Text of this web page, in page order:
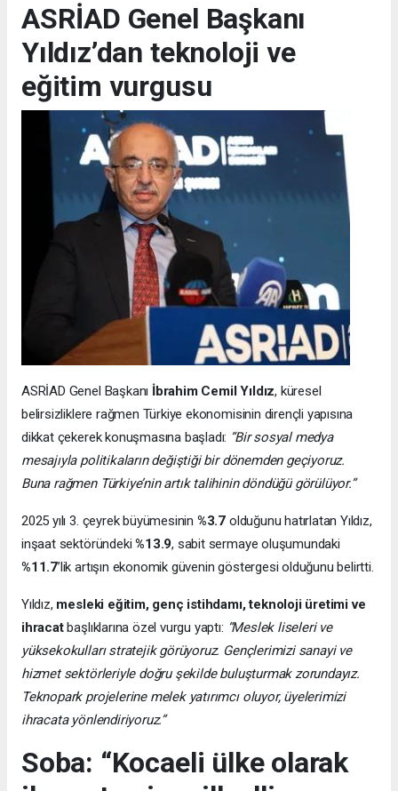
ASRİAD Genel Başkanı
Yıldız’dan teknoloji ve
eğitim vurgusu
ASRİAD Genel Başkanı İbrahim Cemil Yıldız, küresel
belirsizliklere rağmen Türkiye ekonomisinin dirençli yapısına
dikkat çekerek konuşmasına başladı: “Bir sosyal medya
mesajıyla politikaların değiştiği bir dönemden geçiyoruz.
Buna rağmen Türkiye’nin artık talihinin döndüğü görülüyor.”
2025 yılı 3. çeyrek büyümesinin %3.7 olduğunu hatırlatan Yıldız,
inşaat sektöründeki%13.9, sabit sermaye oluşumundaki
%11.7’lik artışın ekonomik güvenin göstergesi olduğunu belirtti.
Yıldız, mesleki eğitim, genç istihdamı, teknoloji üretimi ve
ihracatbaşlıklarına özel vurgu yaptı: “Meslek liseleri ve
yüksekokulları stratejik görüyoruz. Gençlerimizi sanayi ve
hizmet sektörleriyle doğru şekilde buluşturmak zorundayız.
Teknopark projelerine melek yatırımcı oluyor, üyelerimizi
ihracata yönlendiriyoruz.”
Soba: “Kocaeli ülke olarak